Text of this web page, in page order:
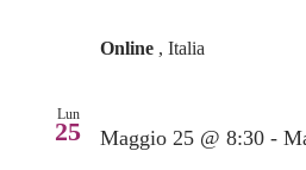
Online , Italia
Lun
25 Maggio 25 @ 8:30 -